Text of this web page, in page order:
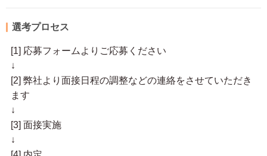
選考プロセス
[1] 応募フォームよりご応募ください
↓
[2] 弊社より面接日程の調整などの連絡をさせていただき
ます
↓
[3] 面接実施
↓